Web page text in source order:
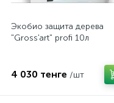
Экобио защита дерева
"Gross'art" profi 10л
4 030 тенге /шт